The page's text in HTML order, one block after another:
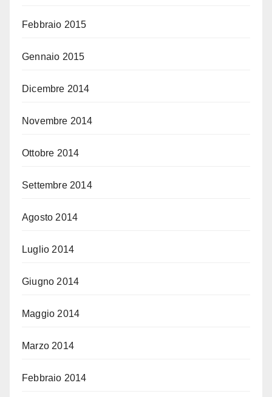
Febbraio 2015
Gennaio 2015
Dicembre 2014
Novembre 2014
Ottobre 2014
Settembre 2014
Agosto 2014
Luglio 2014
Giugno 2014
Maggio 2014
Marzo 2014
Febbraio 2014